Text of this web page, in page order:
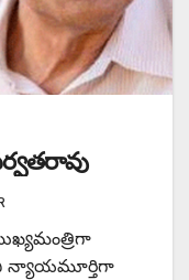
న్యాయమూర్తిగా